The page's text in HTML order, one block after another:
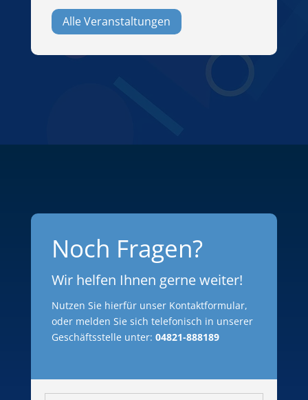
Alle Veranstaltungen
Noch Fragen?
Wir helfen Ihnen gerne weiter!
Nutzen Sie hierfür unser Kontaktformular,
oder melden Sie sich telefonisch in unserer
Geschäftsstelle unter: 04821-888189